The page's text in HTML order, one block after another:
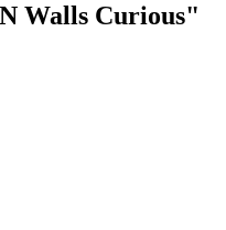
Walls Curious"